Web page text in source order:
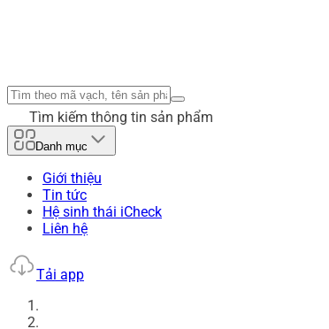
Tìm kiếm thông tin sản phẩm
Danh mục
Giới thiệu
Tin tức
Hệ sinh thái iCheck
Liên hệ
Tải app